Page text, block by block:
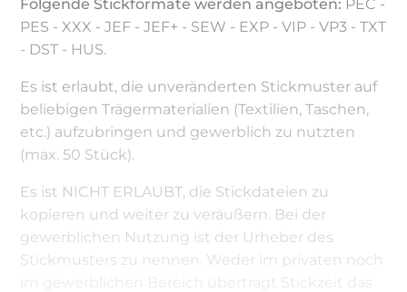
Folgende Stickformate werden angeboten: PEC -
PES - XXX - JEF - JEF+ - SEW - EXP - VIP - VP3 - TXT
- DST - HUS.
Es ist erlaubt, die unveränderten Stickmuster auf
beliebigen Trägermaterialien (Textilien, Taschen,
etc.) aufzubringen und gewerblich zu nutzten
(max. 50 Stück).
Es ist NICHT ERLAUBT, die Stickdateien zu
kopieren und weiter zu veräußern. Bei der
gewerblichen Nutzung ist der Urheber des
Stickmusters zu nennen. Weder im privaten noch
im gewerblichen Bereich überträgt Stickzeit das